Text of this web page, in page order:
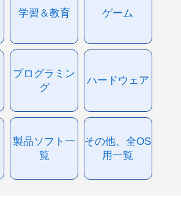
学習＆教育 ゲーム
プログラミン
グ
ハードウェア
製品ソフト一
覧
その他、全OS
用一覧